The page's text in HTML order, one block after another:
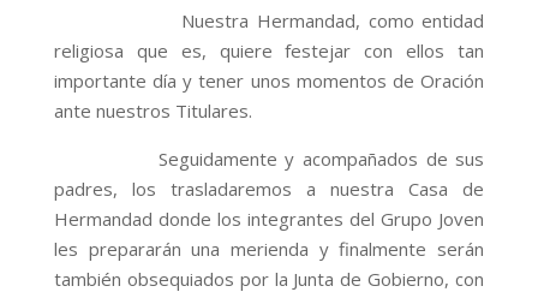
Nuestra Hermandad, como entidad
religiosa que es, quiere festejar con ellos tan
importante día y tener unos momentos de Oración
ante nuestros Titulares.
Seguidamente y acompañados de sus
padres, los trasladaremos a nuestra Casa de
Hermandad donde los integrantes del Grupo Joven
les prepararán una merienda y finalmente serán
también obsequiados por la Junta de Gobierno, con